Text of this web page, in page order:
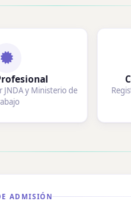
JNDA y Ministerio de
ADMISIÓN